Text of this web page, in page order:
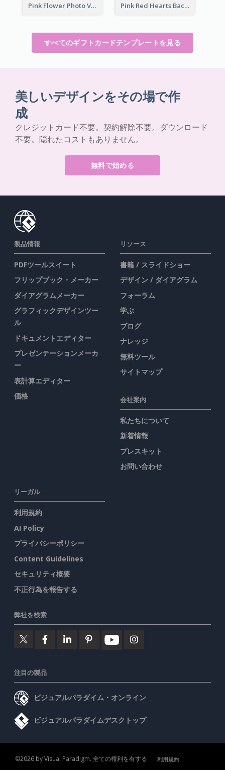
Pink Flower Photo Valentine's Day Gift Card Pink Red Hearts Background Valentine's Day Gift Card
すべてのギフトカードテンプレートを見る
美しいデザインをその場で作
成
クレジットカード不要。契約解除不要。ダウンロード
不要。隠れたコストもありません。
無料で始める
製品情報
PDFツールスイート
フリップブック・メーカー
ダイアグラムメーカー
グラフィックデザインツー
ル
ドキュメントエディター
プレゼンテーションメーカ
ー
表計算エディター
価格
リソース
書籍 / スライドショー
デザイン / ダイアグラム
フォーラム
学ぶ
ブログ
ナレッジ
無料ツール
サイトマップ
会社案内
私たちについて
新着情報
プレスキット
お問い合わせ
リーガル
利用規約
AI Policy
プライバシーポリシー
Content Guidelines
セキュリティ概要
不正行為を報告する
弊社を検索
注目の製品
ビジュアルパラダイム・オンライン
ビジュアルパラダイムデスクトップ
©2026 by Visual Paradigm. 全ての権利を有する
利用規約